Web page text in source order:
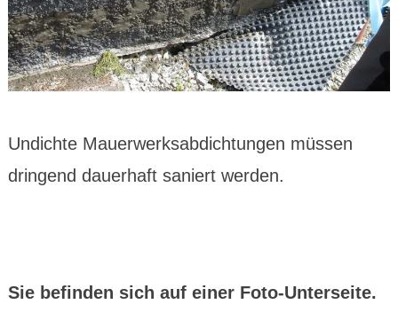
Undichte Mauerwerksabdichtungen müssen
dringend dauerhaft saniert werden.
Sie befinden sich auf einer Foto-Unterseite.